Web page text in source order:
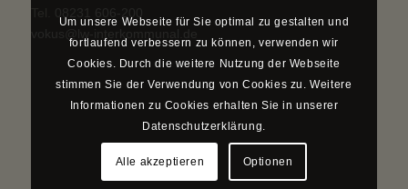
Um unsere Webseite für Sie optimal zu gestalten und
fortlaufend verbessern zu können, verwenden wir
Cookies. Durch die weitere Nutzung der Webseite
stimmen Sie der Verwendung von Cookies zu. Weitere
Informationen zu Cookies erhalten Sie in unserer
Datenschutzerklärung.
Alle akzeptieren Optionen